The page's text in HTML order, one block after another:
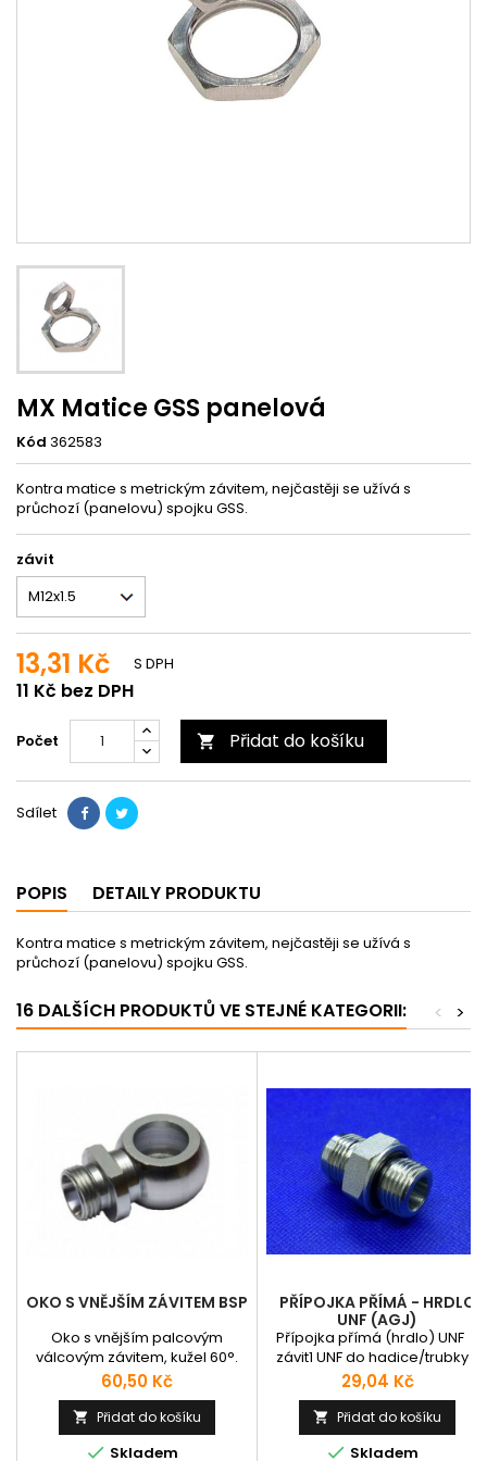
MX Matice GSS panelová
Kód 362583
Kontra matice s metrickým závitem, nejčastěji se užívá s
průchozí (panelovu) spojku GSS.
závit
13,31 Kč
11 Kč bez DPH
S DPH
Počet  Přidat do košíku
Sdílet
POPIS DETAILY PRODUKTU
Kontra matice s metrickým závitem, nejčastěji se užívá s
průchozí (panelovu) spojku GSS.
16 DALŠÍCH PRODUKTŮ VE STEJNÉ KATEGORII: >
<
OKO S VNĚJŠÍM ZÁVITEM BSP
Oko s vnějším palcovým
válcovým závitem, kužel 60°.
Cena
60,50 Kč
 Přidat do košíku
 Skladem
PŘÍPOJKA PŘÍMÁ - HRDLO
UNF (AGJ)
Přípojka přímá (hrdlo) UNF -
závit1 UNF do hadice/trubky -
závit2 do tělesa - BSP, M, UNF
Cena
29,04 Kč
 Přidat do košíku
 Skladem